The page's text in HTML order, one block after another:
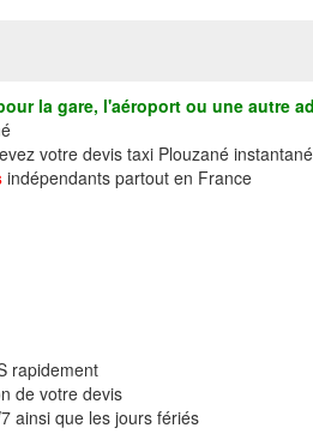
la gare, l'aéroport ou une autre
votre devis taxi Plouzané
indépendants partout en France
rapidement
de votre devis
ainsi que les jours fériés